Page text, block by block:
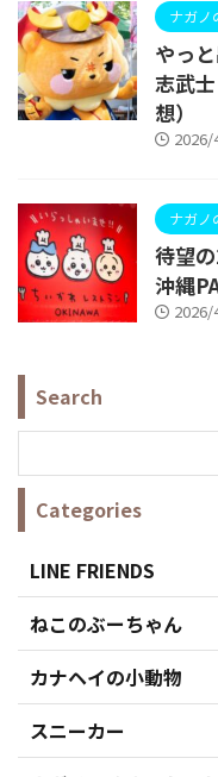
ナガノ
やっ
志武
想）
ナガノ
待望
沖縄
Search
Categories
LINE FRIENDS
ねこのぶーちゃん
カナヘイの小動物
スニーカー